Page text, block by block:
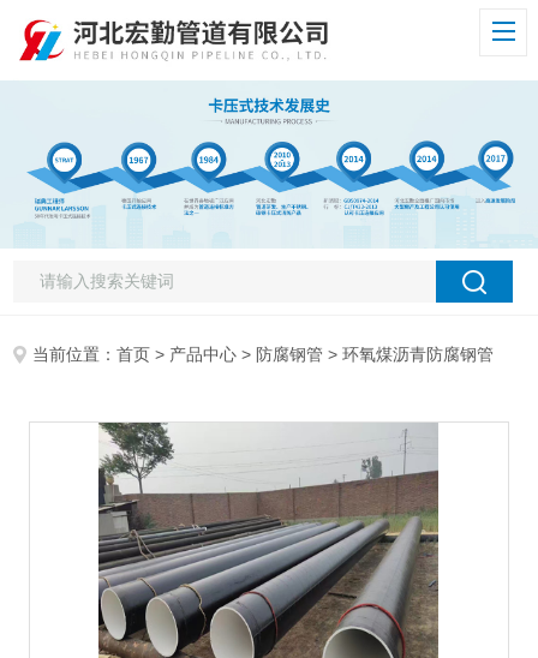
当前位置：首页 > 产品中心 > 防腐钢管 > 环氧煤沥青防腐钢管